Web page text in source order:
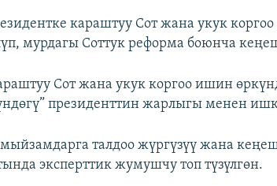
караштуу Сот жана укук
мурдагы Соттук реформа боюнча
Сот жана укук коргоо ишин
президенттин жарлыгы менен
талдоо жүргүзүү жана
эксперттик жумушчу топ түзүлгөн.